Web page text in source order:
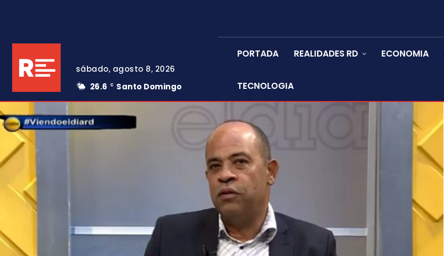
sábado, agosto 8, 2026
26.6
C Santo Domingo
PORTADA REALIDADES RD ECONOMIA
TECNOLOGIA